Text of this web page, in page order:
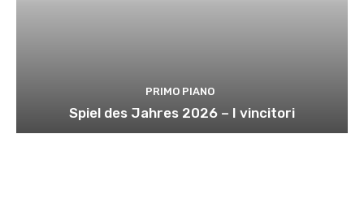
PRIMO PIANO
Spiel des Jahres 2026 – I vincitori